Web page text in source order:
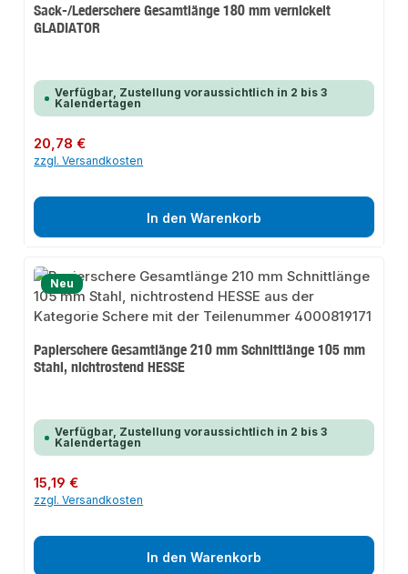
Sack-/Lederschere Gesamtlänge 180 mm vernickelt
GLADIATOR
Verfügbar, Zustellung voraussichtlich in 2 bis 3
Kalendertagen
Regulärer Preis:
20,78 €
zzgl. Versandkosten
In den Warenkorb
Neu
Papierschere Gesamtlänge 210 mm Schnittlänge 105 mm
Stahl, nichtrostend HESSE
Verfügbar, Zustellung voraussichtlich in 2 bis 3
Kalendertagen
Regulärer Preis:
15,19 €
zzgl. Versandkosten
In den Warenkorb